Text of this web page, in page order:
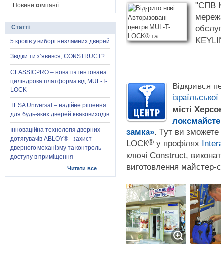
"СПВ
Відкрився
місті
замка». Тут ви зможете
LOCK® у профілях
ключі Construct,
виготовлення
Новини компанії
Статті
5 кроків у виборі незламних дверей
Звідки ти з’явився, CONSTRUCT?
CLASSICPRO – нова патентована
циліндрова платформа від MUL-T-
LOCK
TESA Universal – надійне рішення
для будь-яких дверей еваковиходів
Інноваційна технологія дверних
дотягувачів ABLOY® - захист
дверного механізму та контроль
доступу в приміщення
Читати все